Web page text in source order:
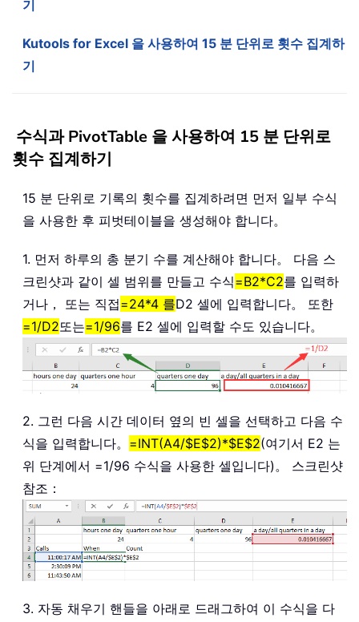
기
Kutools for Excel 을 사용하여 15 분 단위로 횟수 집계하
기
수식과 PivotTable 을 사용하여 15 분 단위로
횟수 집계하기
15 분 단위로 기록의 횟수를 집계하려면 먼저 일부 수식
을 사용한 후 피벗테이블을 생성해야 합니다。
1. 먼저 하루의 총 분기 수를 계산해야 합니다。 다음 스
크린샷과 같이 셀 범위를 만들고 수식=B2*C2를 입력하
거나， 또는 직접=24*4 를D2 셀에 입력합니다。 또한
=1/D2또는=1/96를 E2 셀에 입력할 수도 있습니다。
2. 그런 다음 시간 데이터 옆의 빈 셀을 선택하고 다음 수
식을 입력합니다。 =INT(A4/$E$2)*$E$2(여기서 E2 는
위 단계에서 =1/96 수식을 사용한 셀입니다)。 스크린샷
참조：
3. 자동 채우기 핸들을 아래로 드래그하여 이 수식을 다